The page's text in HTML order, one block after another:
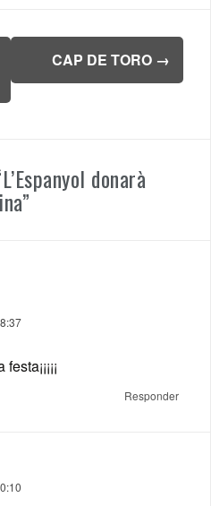
CAP DE TORO →
L’Espanyol donarà
”
Responder